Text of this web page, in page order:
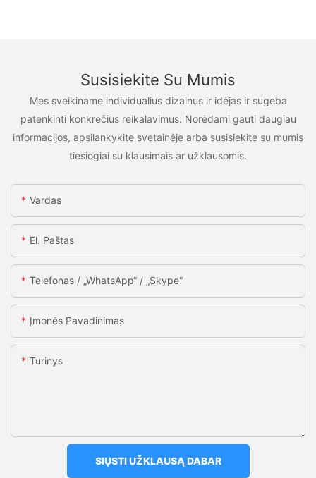
Susisiekite Su Mumis
Mes sveikiname individualius dizainus ir idėjas ir sugeba
patenkinti konkrečius reikalavimus. Norėdami gauti daugiau
informacijos, apsilankykite svetainėje arba susisiekite su mumis
tiesiogiai su klausimais ar užklausomis.
Vardas
El. Paštas
Telefonas / „WhatsApp“ / „Skype“
Įmonės Pavadinimas
Turinys
SIŲSTI UŽKLAUSĄ DABAR